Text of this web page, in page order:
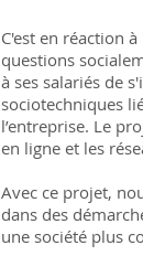
C'est en réaction
questions
à ses salariés de
sociotechniques
l’entreprise. Le
en ligne et les
Avec ce projet,
dans des
une société plus